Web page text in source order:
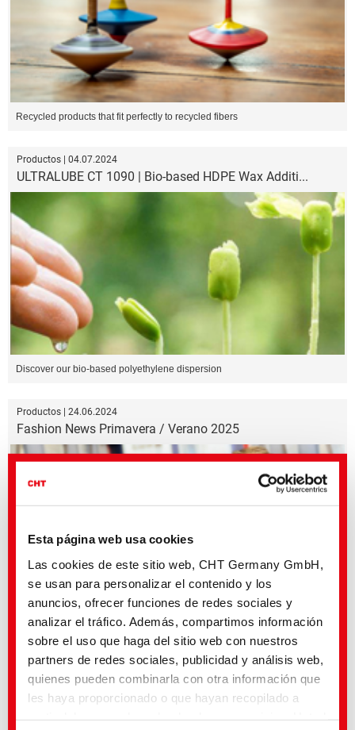
Esta página web usa cookies
Las cookies de este sitio web, CHT Germany GmbH,
se usan para personalizar el contenido y los
anuncios, ofrecer funciones de redes sociales y
analizar el tráfico. Además, compartimos información
sobre el uso que haga del sitio web con nuestros
partners de redes sociales, publicidad y análisis web,
quienes pueden combinarla con otra información que
les haya proporcionado o que hayan recopilado a
Recycled products that fit perfectly to recycled fibers
Productos | 04.07.2024
ULTRALUBE CT 1090 | Bio-based HDPE Wax Additi...
Discover our bio-based polyethylene dispersion
Productos | 24.06.2024
Fashion News Primavera / Verano 2025
Tendencias cromáticas para la próxima temporada de primavera y verano
Productos | 04.01.2024
Color of the year 2024 | Peach Fuzz